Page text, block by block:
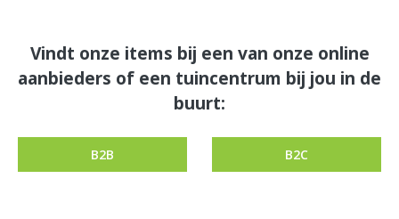
Vindt onze items bij een van onze online
aanbieders of een tuincentrum bij jou in de
buurt:
B2B B2C